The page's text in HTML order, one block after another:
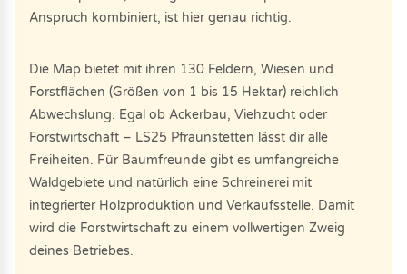
Anspruch kombiniert, ist hier genau richtig.
Die Map bietet mit ihren 130 Feldern, Wiesen und
Forstflächen (Größen von 1 bis 15 Hektar) reichlich
Abwechslung. Egal ob Ackerbau, Viehzucht oder
Forstwirtschaft – LS25 Pfraunstetten lässt dir alle
Freiheiten. Für Baumfreunde gibt es umfangreiche
Waldgebiete und natürlich eine Schreinerei mit
integrierter Holzproduktion und Verkaufsstelle. Damit
wird die Forstwirtschaft zu einem vollwertigen Zweig
deines Betriebes.